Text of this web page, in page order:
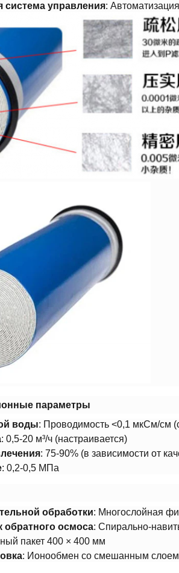
система управления​​:
параметры​
воды​​: Проводимость <0,1 мкСм/см
​: 0,5-20 м³/ч (настраивается)
​: 75-90% (в зависимости от
​: 0,2-0,5 МПа
обработки​​: Многослойная
осмоса​​: Спирально-
пакет 400 × 400 мм
​: Ионообмен со смешанным слоем